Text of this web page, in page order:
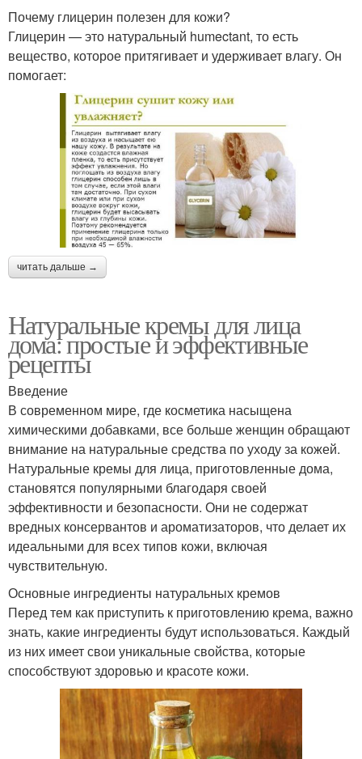
Почему глицерин полезен для кожи?
Глицерин — это натуральный humectant, то есть
вещество, которое притягивает и удерживает влагу. Он
помогает:
читать дальше →
Натуральные кремы для лица
дома: простые и эффективные
рецепты
Введение
В современном мире, где косметика насыщена
химическими добавками, все больше женщин обращают
внимание на натуральные средства по уходу за кожей.
Натуральные кремы для лица, приготовленные дома,
становятся популярными благодаря своей
эффективности и безопасности. Они не содержат
вредных консервантов и ароматизаторов, что делает их
идеальными для всех типов кожи, включая
чувствительную.
Основные ингредиенты натуральных кремов
Перед тем как приступить к приготовлению крема, важно
знать, какие ингредиенты будут использоваться. Каждый
из них имеет свои уникальные свойства, которые
способствуют здоровью и красоте кожи.